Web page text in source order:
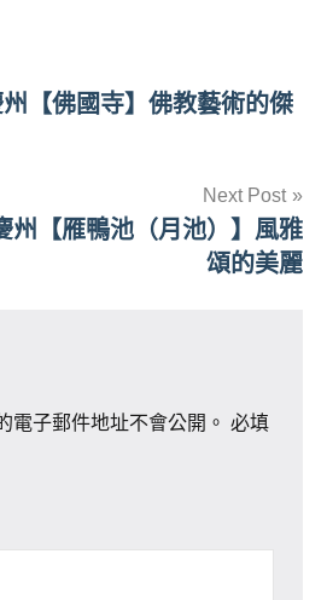
【佛國寺】佛教藝術的傑
Next Post
【雁鴨池（月池）】風雅
頌的美麗
電子郵件地址不會公開。 必填